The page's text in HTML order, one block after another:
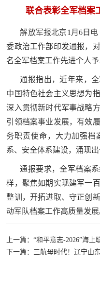
时
政
要
热
点
追
热
点
国
防
规
国
防
规
国
联合表彰全军档案
解放军报北京1月6日
委政治工作部印发通报，
名全军档案工作先进个人予
通报指出，近年来，
中国特色社会主义思想为
深入贯彻新时代军事战略
引领档案事业发展，有效
务职责使命，大力加强档
系、安全体系建设，涌现
通报要求，全军档案
样，聚焦如期实现建军一
整训，开拓进取、守正创
动军队档案工作高质量发展
上一篇：“和平意志-2026”海
下一篇：三航母时代！辽宁山